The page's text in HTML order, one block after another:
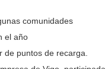
comunidades
el año
puntos de recarga.